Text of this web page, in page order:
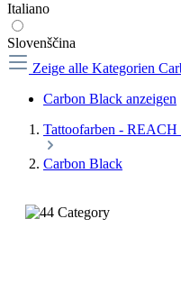
Italiano
Slovenščina
Zeige alle Kategorien
Carbon Black anzeigen
Tattoofarben -
Carbon Black